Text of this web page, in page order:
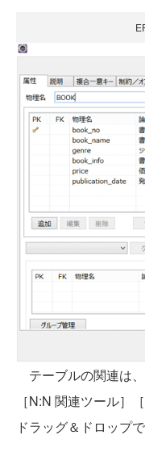
テーブルの関連は
［N:N 関連ツール］
ドラッグ＆ドロップ